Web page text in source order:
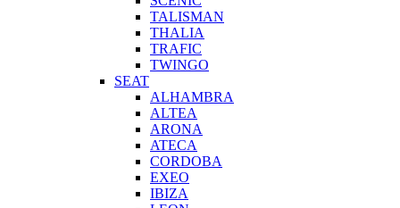
TALISMAN
THALIA
TRAFIC
TWINGO
SEAT
ALHAMBRA
ALTEA
ARONA
ATECA
CORDOBA
EXEO
IBIZA